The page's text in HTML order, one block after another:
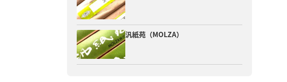
汎紙苑（MOLZA）